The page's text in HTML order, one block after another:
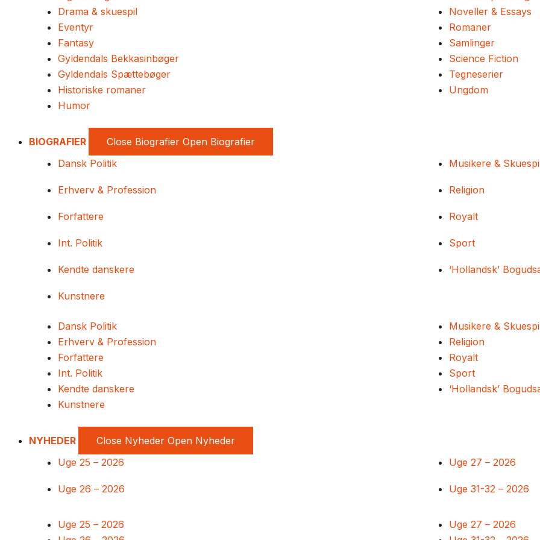
Drama & skuespil
Eventyr
Fantasy
Gyldendals Bekkasinbøger
Gyldendals Spættebøger
Historiske romaner
Humor
Noveller & Essays
Romaner
Samlinger
Science Fiction
Tegneserier
Ungdom
BIOGRAFIER Close Biografier Open Biografier
Dansk Politik
Erhverv & Profession
Forfattere
Int. Politik
Kendte danskere
Kunstnere
Musikere &
Religion
Royalt
Sport
‘Hollandsk’
Dansk Politik
Erhverv & Profession
Forfattere
Int. Politik
Kendte danskere
Kunstnere
Musikere &
Religion
Royalt
Sport
‘Hollandsk’
NYHEDER Close Nyheder Open Nyheder
Uge 25 – 2026
Uge 26 – 2026
Uge 27 – 2026
Uge 31-32 – 2026
Uge 25 – 2026
Uge 27 – 2026